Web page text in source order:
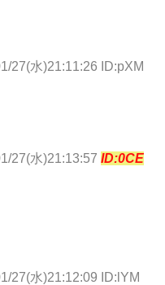
27(水)21:11:26 ID:pXM
27(水)21:13:57 ID:0CE
27(水)21:12:09 ID:lYM